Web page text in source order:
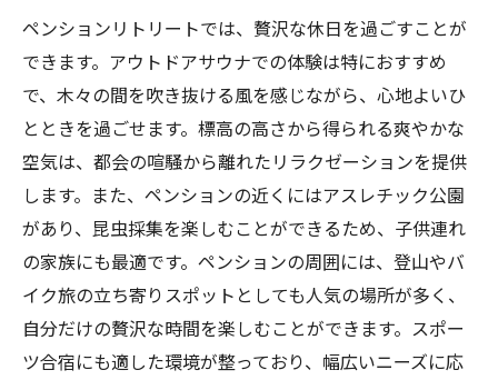
ペンションリトリートでは、贅沢な休日を過ごすことが
できます。アウトドアサウナでの体験は特におすすめ
で、木々の間を吹き抜ける風を感じながら、心地よいひ
とときを過ごせます。標高の高さから得られる爽やかな
空気は、都会の喧騒から離れたリラクゼーションを提供
します。また、ペンションの近くにはアスレチック公園
があり、昆虫採集を楽しむことができるため、子供連れ
の家族にも最適です。ペンションの周囲には、登山やバ
イク旅の立ち寄りスポットとしても人気の場所が多く、
自分だけの贅沢な時間を楽しむことができます。スポー
ツ合宿にも適した環境が整っており、幅広いニーズに応